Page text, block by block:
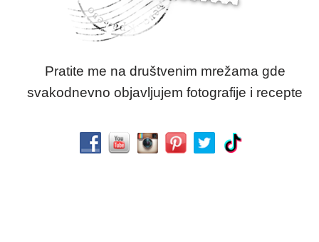
Pratite me na društvenim mrežama gde
svakodnevno objavljujem fotografije i recepte